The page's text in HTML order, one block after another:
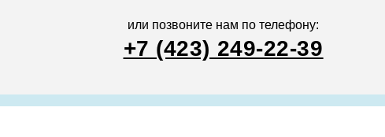
или позвоните нам по телефону:
+7 (423) 249-22-39